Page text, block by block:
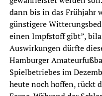
dann bis in das Frühjahr
günstigere
einen Impfstoff gibt”,
Auswirkungen dürfte
Hamburger
Spielbetriebes im
heute noch hoffen, rückt